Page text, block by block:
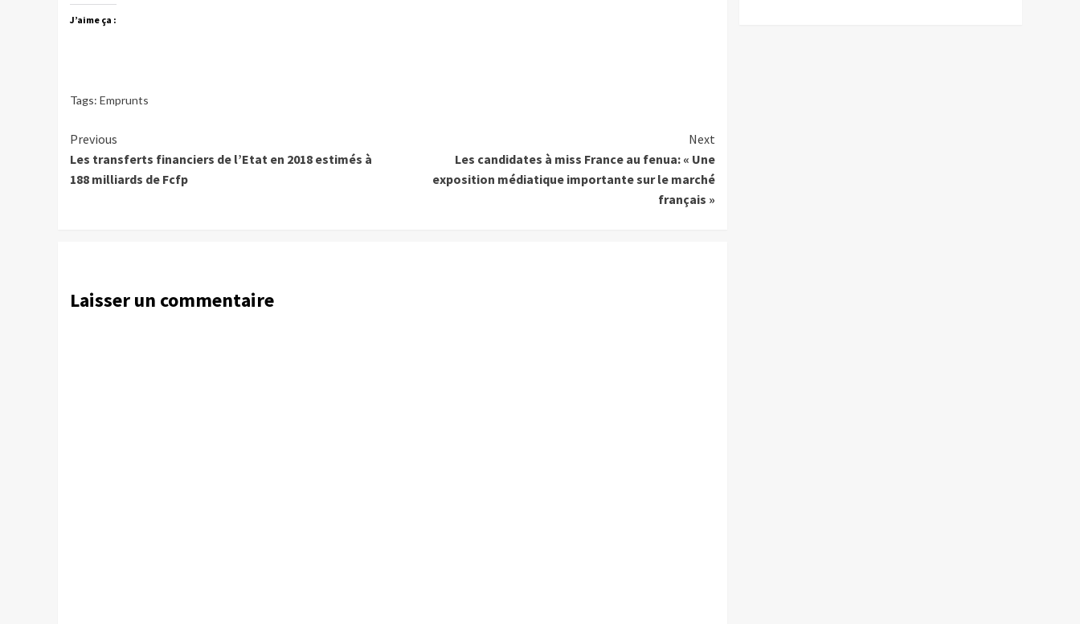
J’aime ça :
Tags: Emprunts
Continue
Reading
Previous
Les transferts financiers de l’Etat en 2018 estimés à
188 milliards de Fcfp
Next
Les candidates à miss France au fenua: « Une
exposition médiatique importante sur le marché
français »
Laisser un commentaire